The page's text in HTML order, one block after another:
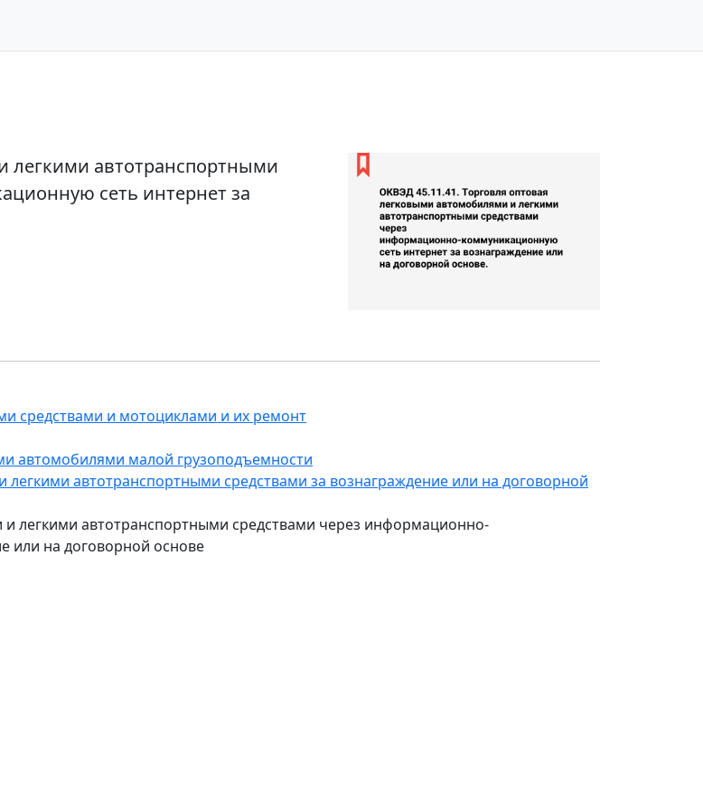
легкими автотранспортными
сеть интернет за
средствами и мотоциклами и их ремонт
автомобилями малой грузоподъемности
автотранспортными средствами за вознаграждение или на договорной
легкими автотранспортными средствами через информационно-
или на договорной основе